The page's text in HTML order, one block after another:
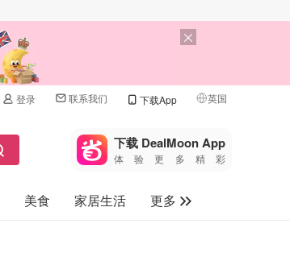
登录 联系我们 下载App 英国
🇺🇸
🇨🇳 中国
🇨🇦加拿大
下载 DealMoon App
体验更多精彩
美食 家居生活
更多